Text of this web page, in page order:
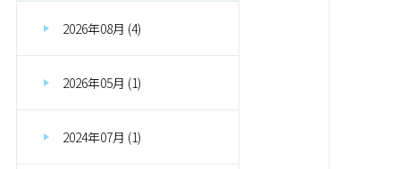
2026年08月 (4)
2026年05月 (1)
2024年07月 (1)